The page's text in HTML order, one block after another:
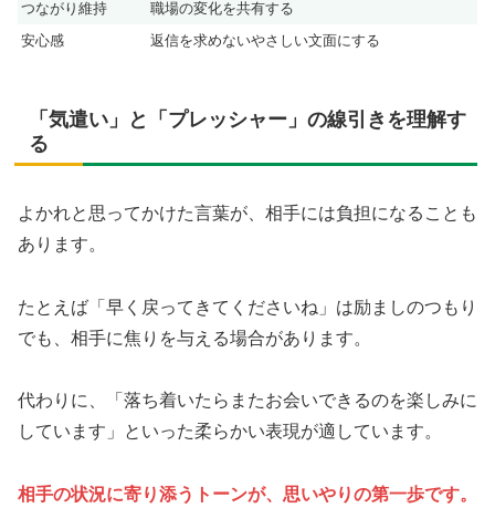
つながり維持
職場の変化を共有する
安心感
返信を求めないやさしい文面にする
「気遣い」と「プレッシャー」の線引きを理解す
る
よかれと思ってかけた言葉が、相手には負担になることも
あります。
たとえば「早く戻ってきてくださいね」は励ましのつもり
でも、相手に焦りを与える場合があります。
代わりに、「落ち着いたらまたお会いできるのを楽しみに
しています」といった柔らかい表現が適しています。
相手の状況に寄り添うトーンが、思いやりの第一歩です。